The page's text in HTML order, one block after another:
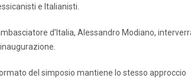
e Italianisti.
d’Italia, Alessandro Modiano,
del simposio mantiene lo stesso approccio